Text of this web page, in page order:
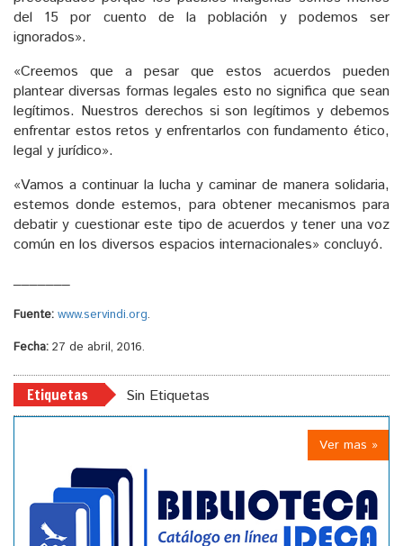
del 15 por cuento de la población y podemos ser
ignorados».
«Creemos que a pesar que estos acuerdos pueden
plantear diversas formas legales esto no significa que sean
legítimos. Nuestros derechos si son legítimos y debemos
enfrentar estos retos y enfrentarlos con fundamento ético,
legal y jurídico».
«Vamos a continuar la lucha y caminar de manera solidaria,
estemos donde estemos, para obtener mecanismos para
debatir y cuestionar este tipo de acuerdos y tener una voz
común en los diversos espacios internacionales» concluyó.
Fuente: www.servindi.org.
Fecha: 27 de abril, 2016.
Etiquetas Sin Etiquetas
Ver mas »